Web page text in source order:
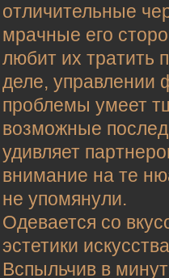
отличительные
мрачные его
любит их тратить
деле,
проблемы умеет
возможные
удивляет
внимание на те
не упомянули.
Одевается со
эстетики
Вспыльчив в